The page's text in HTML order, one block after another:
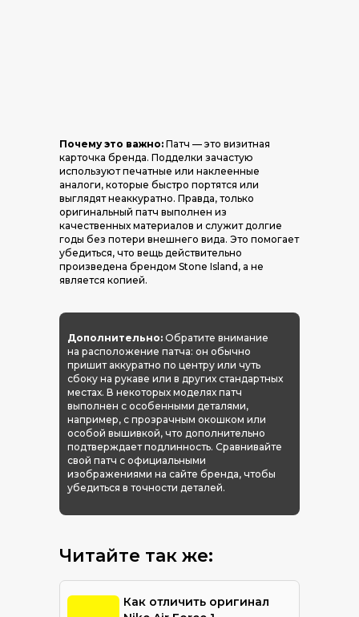
Как отличить оригинал
Почему это важно: Патч — это визитная
карточка бренда. Подделки зачастую
используют печатные или наклеенные
аналоги, которые быстро портятся или
выглядят неаккуратно. Правда, только
оригинальный патч выполнен из
качественных материалов и служит долгие
годы без потери внешнего вида. Это помогает
убедиться, что вещь действительно
произведена брендом Stone Island, а не
является копией.
Читайте так же:
Дополнительно: Обратите внимание
на расположение патча: он обычно
пришит аккуратно по центру или чуть
сбоку на рукаве или в других стандартных
местах. В некоторых моделях патч
выполнен с особенными деталями,
например, с прозрачным окошком или
особой вышивкой, что дополнительно
подтверждает подлинность. Сравнивайте
свой патч с официальными
изображениями на сайте бренда, чтобы
убедиться в точности деталей.